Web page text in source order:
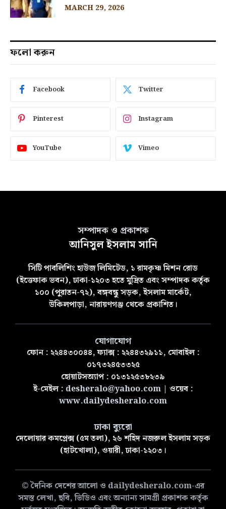
MARCH 29, 2026
ফলো করুন
Facebook Twitter
Pinterest Instagram
YouTube Vimeo
সম্পাদক ও প্রকাশক
আনিসুল ইসলাম সানি
সিটি পাবলিশিং হাউজ লিমিটেড, ১ রামকৃষ্ণ মিশন রোড
(ইত্তেফাক ভবন), ঢাকা-১২০৩ হতে মুদ্রিত এবং সম্পাদক কর্তৃক
১০০ (পুরাতন-৭২), বঙ্গবন্ধু সড়ক, ইসলাম মার্কেট,
উকিলপাড়া, নারায়ণগঞ্জ থেকে প্রকাশিত।
যোগাযোগ
ফোন : ২২৪৪৩০০৪৪, ফ্যাক্স : ২২৪৪৩২৯১১, মোবাইল :
০১৭৩২৪৫৩৩২৫
হোয়াটসঅ্যাপ : ০১৩১২৫৩৮২৩৯
ই-মেইল : desheralo@yahoo.com| ওয়েব :
www.dailydesheralo.com
ঢাকা ব্যুরো
দেলোয়ার কমপ্লেক্স (৫ম তলা), ২৬ শহিদ নজরুল ইসলাম সড়ক
(হাটখোলা), ওয়ারী, ঢাকা-১২০৩।
© দৈনিক দেশের আলো ও dailydesheralo.com-এর
সমস্ত লেখা, ছবি, ভিডিও এবং অন্যান্য সামগ্রী প্রকাশক কর্তৃক